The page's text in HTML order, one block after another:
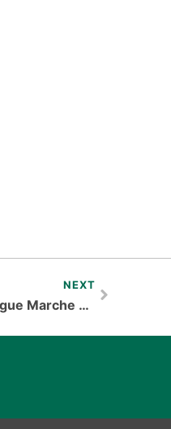
NEXT
Exposition de peinture : A long way from home /La très longue Marche du peuple noir